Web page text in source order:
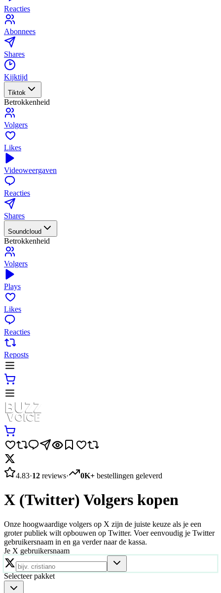
Reacties
Abonnees
Shares
Kijktijd
Tiktok
Betrokkenheid
Volgers
Likes
Videoweergaven
Reacties
Shares
Soundcloud
Betrokkenheid
Volgers
Plays
Likes
Reacties
Reposts
4.83·12 reviews· 0K+ bestellingen geleverd
X (Twitter) Volgers kopen
Onze hoogwaardige volgers op X zijn de juiste keuze als je een
groter publiek wilt opbouwen op Twitter. Voer eenvoudig je Twitter
gebruikersnaam in en ga verder naar de kassa.
Je X gebruikersnaam
Selecteer pakket